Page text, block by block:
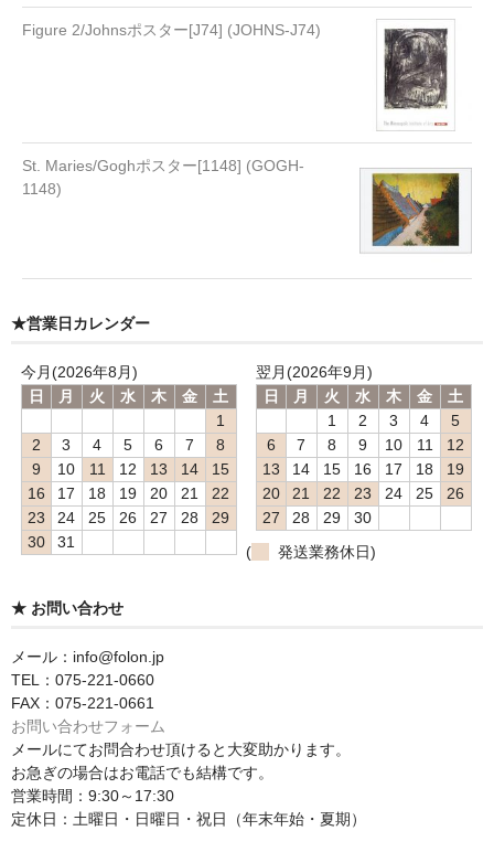
Figure 2/Johnsポスター[J74] (JOHNS-J74)
St. Maries/Goghポスター[1148] (GOGH-
1148)
★営業日カレンダー
今月(2026年8月)
日
月 火 水 木 金
土
1
2
3 4 5 6 7
8
9
10 11 12 13 14
15
16
17 18 19 20 21
22
23
24 25 26 27 28
29
30
31
翌月(2026年9月)
日
月 火 水 木 金
土
1
2 3 4
5
6
7 8 9 10 11
12
13
14 15 16 17 18
19
20
21 22 23 24 25
26
27
28 29
30
(
発送業務休日)
★ お問い合わせ
メール：info@folon.jp
TEL：075-221-0660
FAX：075-221-0661
お問い合わせフォーム
メールにてお問合わせ頂けると大変助かります。
お急ぎの場合はお電話でも結構です。
営業時間：9:30～17:30
定休日：土曜日・日曜日・祝日（年末年始・夏期）